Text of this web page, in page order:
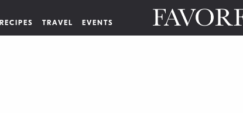
RECIPES TRAVEL EVENTS